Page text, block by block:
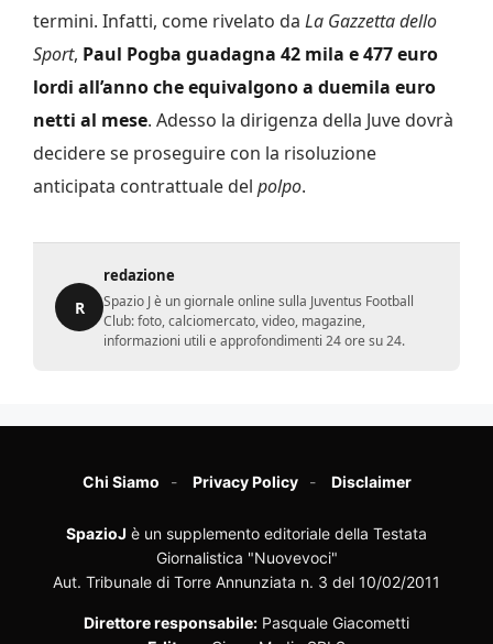
termini. Infatti, come rivelato da La Gazzetta dello
Sport, Paul Pogba guadagna 42 mila e 477 euro
lordi all’anno che equivalgono a duemila euro
netti al mese. Adesso la dirigenza della Juve dovrà
decidere se proseguire con la risoluzione
anticipata contrattuale del polpo.
R
redazione
Spazio J è un giornale online sulla Juventus Football
Club: foto, calciomercato, video, magazine,
informazioni utili e approfondimenti 24 ore su 24.
Chi Siamo Privacy Policy Disclaimer
SpazioJ è un supplemento editoriale della Testata
Giornalistica "Nuovevoci"
Aut. Tribunale di Torre Annunziata n. 3 del 10/02/2011
Direttore responsabile: Pasquale Giacometti